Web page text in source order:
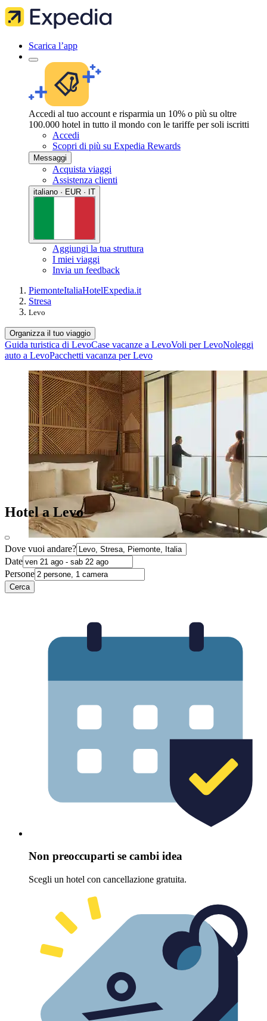
Scarica l’app
Accedi al tuo account e risparmia un 10% o più su oltre
100.000 hotel in tutto il mondo con le tariffe per soli iscritti
Accedi
Scopri di più su Expedia Rewards
Messaggi
Acquista viaggi
Assistenza clienti
italiano · EUR · IT
Aggiungi la tua struttura
I miei viaggi
Invia un feedback
PiemonteItaliaHotelExpedia.it
Stresa
Levo
Organizza il tuo viaggio
Guida turistica di LevoCase vacanze a LevoVoli per LevoNoleggi
auto a LevoPacchetti vacanza per Levo
Hotel a Levo
Dove vuoi andare?
Date
Persone
Cerca
Non preoccuparti se cambi idea
Scegli un hotel con cancellazione gratuita.